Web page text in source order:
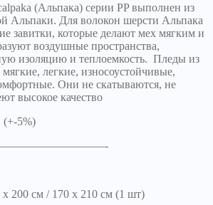
(Альпака) серии PP выполнен из
Альпаки. Для волокон шерсти Альпака
завитки, которые делают мех мягким и
воздушные пространства,
изоляцию и теплоемкость. Пледы из
легкие, износоустойчивые,
Они не скатываются, не
высокое качество
(+-5%)
200 см / 170 х 210 см (1 шт)